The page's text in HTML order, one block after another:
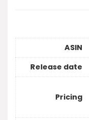
ASIN
Release date
Pricing